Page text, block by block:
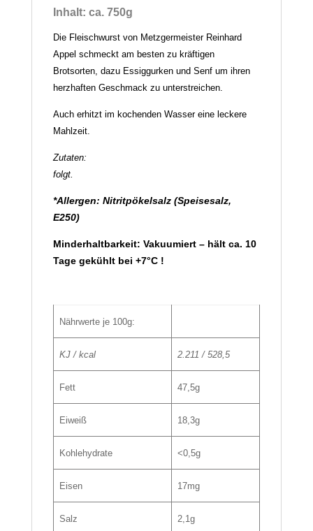
Inhalt: ca. 750g
Die Fleischwurst von Metzgermeister Reinhard
Appel schmeckt am besten zu kräftigen
Brotsorten, dazu Essiggurken und Senf um ihren
herzhaften Geschmack zu unterstreichen.
Auch erhitzt im kochenden Wasser eine leckere
Mahlzeit.
Zutaten:
folgt.
*Allergen: Nitritpökelsalz (Speisesalz,
E250)
Minderhaltbarkeit: Vakuumiert – hält ca. 10
Tage gekühlt bei +7°C !
Nährwerte je 100g:
KJ / kcal 2.211 / 528,5
Fett 47,5g
Eiweiß 18,3g
Kohlehydrate <0,5g
Eisen 17mg
Salz 2,1g